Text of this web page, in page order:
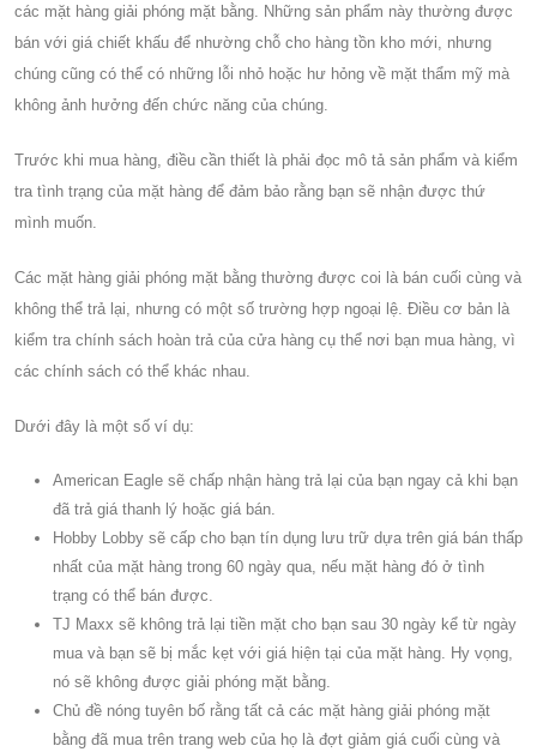
các mặt hàng giải phóng mặt bằng. Những sản phẩm này thường được
bán với giá chiết khấu để nhường chỗ cho hàng tồn kho mới, nhưng
chúng cũng có thể có những lỗi nhỏ hoặc hư hỏng về mặt thẩm mỹ mà
không ảnh hưởng đến chức năng của chúng.
Trước khi mua hàng, điều cần thiết là phải đọc mô tả sản phẩm và kiểm
tra tình trạng của mặt hàng để đảm bảo rằng bạn sẽ nhận được thứ
mình muốn.
Các mặt hàng giải phóng mặt bằng thường được coi là bán cuối cùng và
không thể trả lại, nhưng có một số trường hợp ngoại lệ. Điều cơ bản là
kiểm tra chính sách hoàn trả của cửa hàng cụ thể nơi bạn mua hàng, vì
các chính sách có thể khác nhau.
Dưới đây là một số ví dụ:
American Eagle sẽ chấp nhận hàng trả lại của bạn ngay cả khi bạn
đã trả giá thanh lý hoặc giá bán.
Hobby Lobby sẽ cấp cho bạn tín dụng lưu trữ dựa trên giá bán thấp
nhất của mặt hàng trong 60 ngày qua, nếu mặt hàng đó ở tình
trạng có thể bán được.
TJ Maxx sẽ không trả lại tiền mặt cho bạn sau 30 ngày kể từ ngày
mua và bạn sẽ bị mắc kẹt với giá hiện tại của mặt hàng. Hy vọng,
nó sẽ không được giải phóng mặt bằng.
Chủ đề nóng tuyên bố rằng tất cả các mặt hàng giải phóng mặt
bằng đã mua trên trang web của họ là đợt giảm giá cuối cùng và